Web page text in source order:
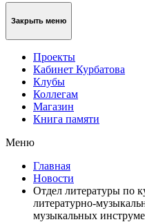
Закрыть меню
Проекты
Кабинет Курбатова
Клубы
Коллегам
Магазин
Книга памяти
Меню
Главная
Новости
Отдел литературы по
литературно-
музыкальных